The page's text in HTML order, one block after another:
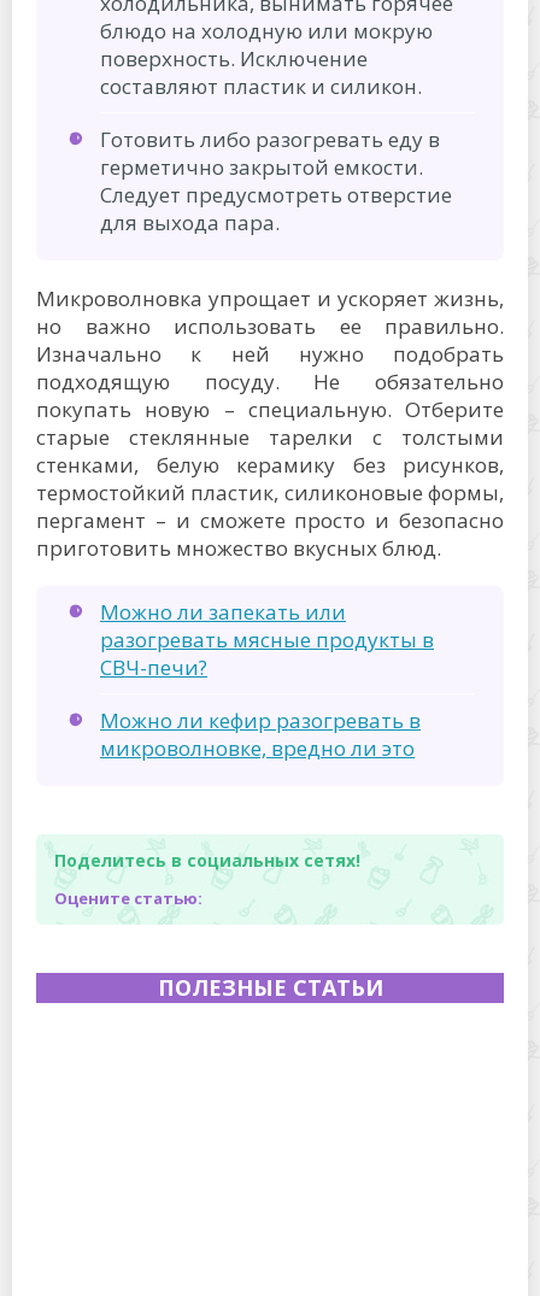
блюдо на холодную или мокрую
поверхность. Исключение
составляют пластик и силикон.
Готовить либо разогревать еду в
герметично закрытой емкости.
Следует предусмотреть отверстие
для выхода пара.
Микроволновка упрощает и ускоряет жизнь,
но важно использовать ее правильно.
Изначально к ней нужно подобрать
подходящую посуду. Не обязательно
покупать новую – специальную. Отберите
старые стеклянные тарелки с толстыми
стенками, белую керамику без рисунков,
термостойкий пластик, силиконовые формы,
пергамент – и сможете просто и безопасно
приготовить множество вкусных блюд.
Можно ли запекать или
разогревать мясные продукты в
СВЧ-печи?
Можно ли кефир разогревать в
микроволновке, вредно ли это
Поделитесь в социальных сетях!
Оцените статью:
ПОЛЕЗНЫЕ СТАТЬИ